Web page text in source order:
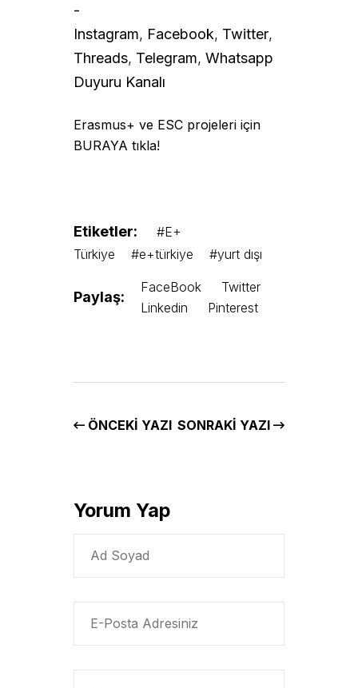
-
Instagram, Facebook, Twitter,
Threads, Telegram, Whatsapp
Duyuru Kanalı
Erasmus+ ve ESC projeleri için
BURAYA tıkla!
Etiketler:
#E+
Türkiye
#e+türkiye #yurt dışı
Paylaş:
FaceBook
Twitter
Linkedin
Pinterest
ÖNCEKI YAZI SONRAKI YAZI
Yorum Yap